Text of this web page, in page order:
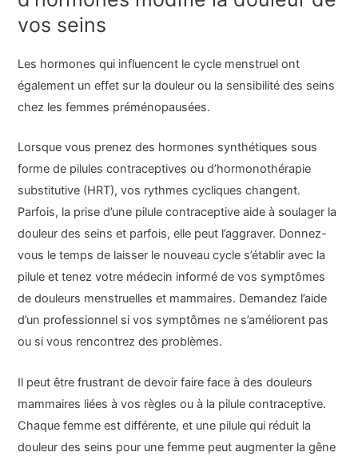
vos seins
Les hormones qui influencent le cycle menstruel ont
également un effet sur la douleur ou la sensibilité des seins
chez les femmes préménopausées.
Lorsque vous prenez des hormones synthétiques sous
forme de pilules contraceptives ou d’hormonothérapie
substitutive (HRT), vos rythmes cycliques changent.
Parfois, la prise d’une pilule contraceptive aide à soulager la
douleur des seins et parfois, elle peut l’aggraver. Donnez-
vous le temps de laisser le nouveau cycle s’établir avec la
pilule et tenez votre médecin informé de vos symptômes
de douleurs menstruelles et mammaires. Demandez l’aide
d’un professionnel si vos symptômes ne s’améliorent pas
ou si vous rencontrez des problèmes.
Il peut être frustrant de devoir faire face à des douleurs
mammaires liées à vos règles ou à la pilule contraceptive.
Chaque femme est différente, et une pilule qui réduit la
douleur des seins pour une femme peut augmenter la gêne